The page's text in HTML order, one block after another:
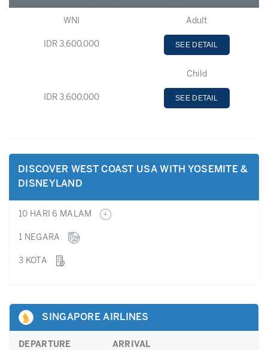
WNI Adult
IDR 3,600,000 SEE DETAIL
Child
IDR 3,600,000 SEE DETAIL
DISCOVER WEST COAST USA WITH YOSEMITE &
DISNEYLAND
10 HARI 6 MALAM
1 NEGARA
3 KOTA
SINGAPORE AIRLINES
DEPARTURE
ARRIVAL